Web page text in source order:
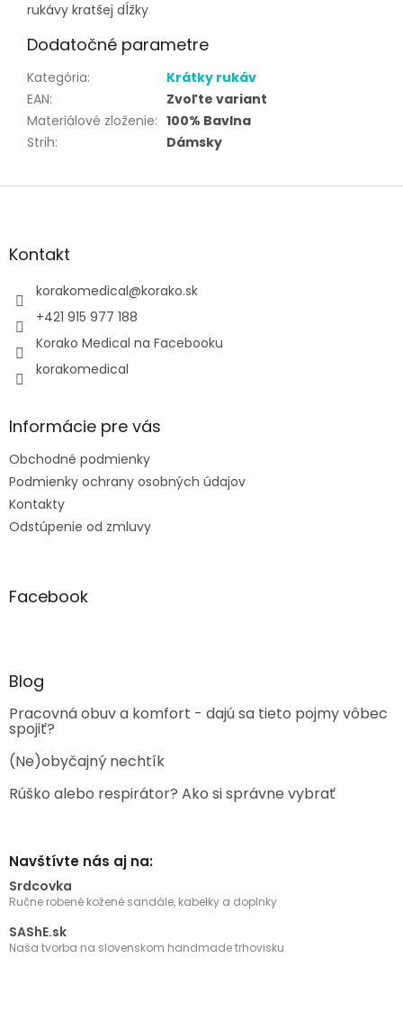
rukávy kratšej dĺžky
Dodatočné parametre
Kategória:
Krátky rukáv
EAN:
Zvoľte variant
Materiálové zloženie: 100% Bavlna
Strih: Dámsky
Z
äKontakt
korakomedical@korako.sk
+421 915 977 188
Korako Medical na Facebooku
korakomedical
Informácie pre vás
Obchodné podmienky
Podmienky ochrany osobných údajov
Kontakty
Odstúpenie od zmluvy
Facebook
Blog
Pracovná obuv a komfort - dajú sa tieto pojmy vôbec
spojiť?
(Ne)obyčajný nechtík
Rúško alebo respirátor? Ako si správne vybrať
Navštívte nás aj na:
Srdcovka
Ručne robené kožené sandále, kabelky a doplnky
SAShE.sk
Naša tvorba na slovenskom handmade trhovisku